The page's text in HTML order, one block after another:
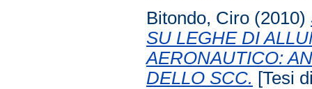
Bitondo, Ciro (2010)
SU LEGHE DI
AERONAUTICO:
DELLO SCC. [Tesi